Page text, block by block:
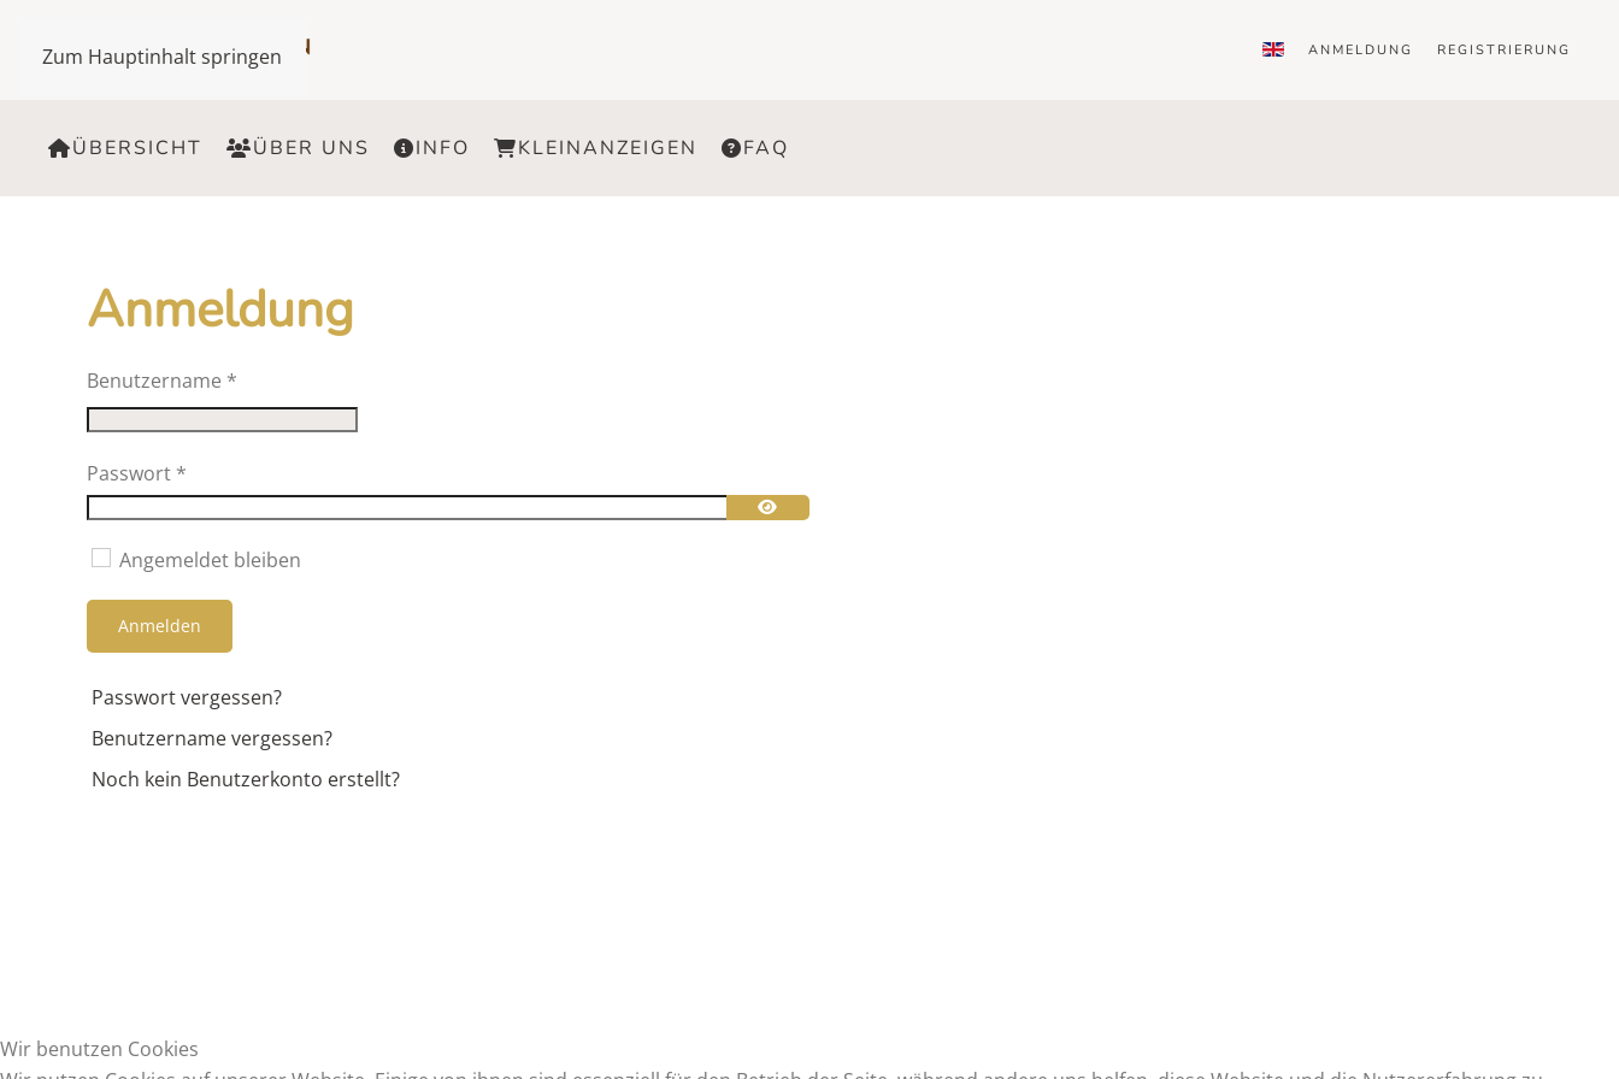
Zum Hauptinhalt springen ANMELDUNG REGISTRIERUNG
ÜBERSICHT ÜBER UNS INFO KLEINANZEIGEN FAQ
Anmeldung
Benutzername *
Passwort *
Passwort anzeigen
Angemeldet bleiben
Anmelden
Passwort vergessen?
Benutzername vergessen?
Noch kein Benutzerkonto erstellt?
Wir benutzen Cookies